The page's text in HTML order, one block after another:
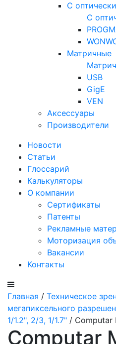
С
С
Матричные
USB
GigE
VEN
Аксессуары
Производители
Новости
Статьи
Глоссарий
Калькуляторы
О компании
Сертификаты
Патенты
Рекламные
Моторизация
Вакансии
Контакты
Главная / Техническое
мегапиксельного
1/1.2", 2/3, 1/1.7" / Computar
Computar